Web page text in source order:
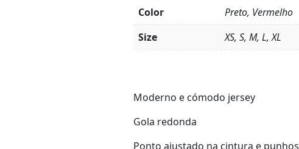
Color
Preto, Vermelho
Size
XS, S, M, L, XL
Moderno e cómodo jersey
Gola redonda
Ponto ajustado na cintura e punhos